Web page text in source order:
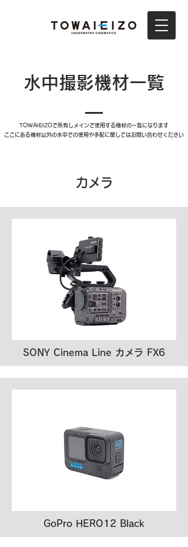
水中撮影機材一覧
TOWAIEIZOで所有しメインで使用する機材の一覧になります
​ここにある機材以外の水中での使用や手配に関してはお問い合わせください
カメラ
SONY Cinema Line カメラ FX6
GoPro HERO12 Black